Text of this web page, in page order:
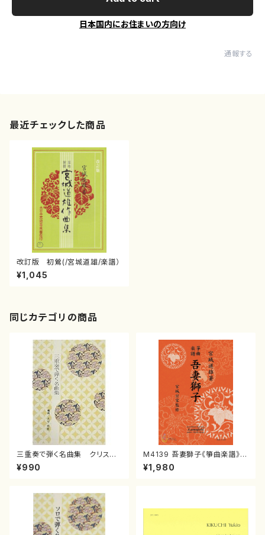
日本国内にお住まいの方向け
通報する
最近チェックした商品
改訂版 初鶯(/宮城道雄/楽譜）
¥1,045
同じカテゴリの商品
三重奏で弾く名曲集 クリスマ
スメドレー( 箏2/大平光美 編
曲/楽譜）
¥990
M4139 吾妻獅子《箏曲楽譜》
（箏/宮城道雄著・宮城宗家監修/
箏曲古典楽譜）
¥1,980